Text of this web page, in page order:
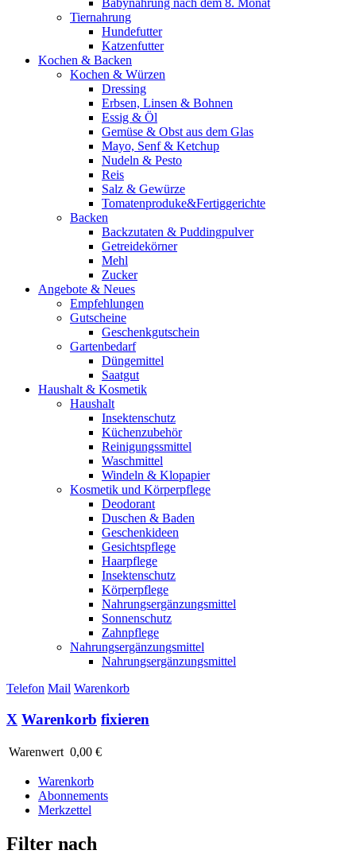
Babynahrung nach dem 8. Monat
Tiernahrung
Hundefutter
Katzenfutter
Kochen & Backen
Kochen & Würzen
Dressing
Erbsen, Linsen & Bohnen
Essig & Öl
Gemüse & Obst aus dem Glas
Mayo, Senf & Ketchup
Nudeln & Pesto
Reis
Salz & Gewürze
Tomatenproduke&Fertiggerichte
Backen
Backzutaten & Puddingpulver
Getreidekörner
Mehl
Zucker
Angebote & Neues
Empfehlungen
Gutscheine
Geschenkgutschein
Gartenbedarf
Düngemittel
Saatgut
Haushalt & Kosmetik
Haushalt
Insektenschutz
Küchenzubehör
Reinigungssmittel
Waschmittel
Windeln & Klopapier
Kosmetik und Körperpflege
Deodorant
Duschen & Baden
Geschenkideen
Gesichtspflege
Haarpflege
Insektenschutz
Körperpflege
Nahrungsergänzungsmittel
Sonnenschutz
Zahnpflege
Nahrungsergänzungsmittel
Nahrungsergänzungsmittel
Telefon Mail Warenkorb
X Warenkorb fixieren
Warenwert 0,00 €
Warenkorb
Abonnements
Merkzettel
Filter nach